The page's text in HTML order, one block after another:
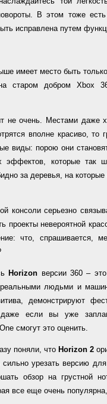
В этом тоже
исправлена путем
имеет место быть
старом добром Xbox
не очень. Местами даже
вполне красиво, то
виды: порою они
эффектов, которые так
за деревья, на
консоли серьезно
проекты невероятной
что, спрашивается,
Horizon версии 360 –
людьми и
демонстрируют
даже если вы уже
смогут это оценить.
поняли, что Horizon 2
сильно урезать версию
обзор на грустной
все еще очень